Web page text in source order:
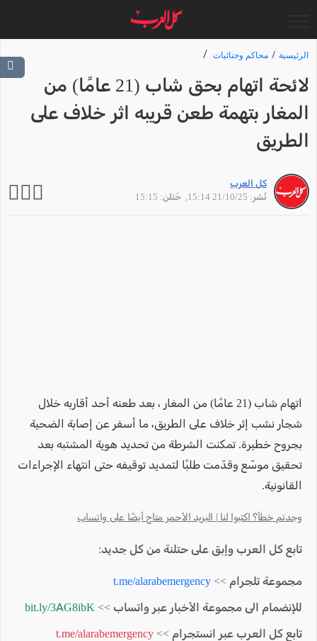
الرئيسية محاكم وجنائيات
لائحة اتهام بحق شاب (21 عامًا) من
المغار بتهمة طعن قريبه اثر خلاف على
الطريق
كل العرب
نُشر: 21/10/25 15:14
, حُتلن: 15:15
اتهام شاب (21 عامًا) من المغار ، بعد طعنه أحد أقاربه خلال
شجار نشب إثر خلاف على الطريق، ما أسفر عن إصابة الضحية
بجروح خطيرة. تمكنت الشرطة من تحديد هوية المشتبه بعد
تحقيق موسّع وقدّمت طلبًا لتمديد توقيفه حتى انتهاء الإجراءات
القانونية.
وجدتم خطأ؟ اكتبوا لنا | البريد الأحمر متاح أيضًا على واتساب
تابع كل العرب وإبق على حتلنة من كل جديد:
مجموعة تلجرام >> t.me/alarabemergency
للإنضمام الى مجموعة الأخبار عبر واتساب >> bit.ly/3AG8ibK
تابع كل العرب عبر انستجرام >> t.me/alarabemergency